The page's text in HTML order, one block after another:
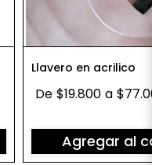
Llavero en acrilico
De $19.800 a
Agregar al